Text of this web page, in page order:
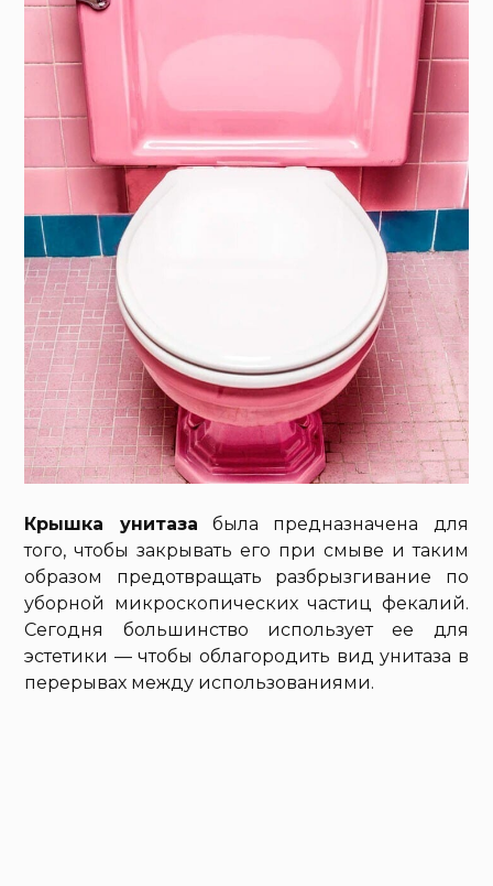
Крышка унитаза была предназначена для
того, чтобы закрывать его при смыве и таким
образом предотвращать разбрызгивание по
уборной микроскопических частиц фекалий.
Сегодня большинство использует ее для
эстетики — чтобы облагородить вид унитаза в
перерывах между использованиями.